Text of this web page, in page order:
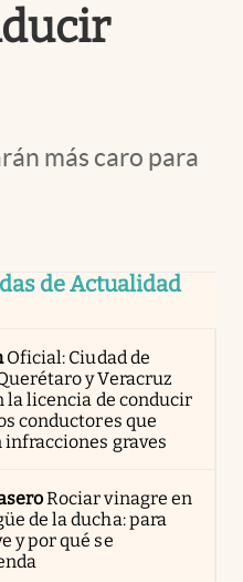
más caro para
de Actualidad
Oficial: Ciudad de
y Veracruz
la licencia de conducir
conductores que
infracciones graves
Rociar vinagre en
de la ducha: para
y por qué se